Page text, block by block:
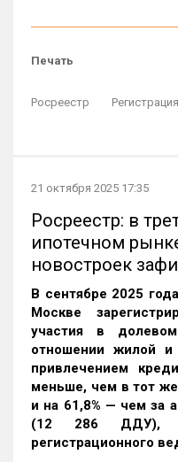
Печать
Росреестр Регистрация
21 октября 2025 17:35
Росреестр: в
ипотечном
новостроек
В сентябре 2025
Москве
участия в
отношении жилой
привлечением
меньше, чем в тот
и на 61,8% — чем за
(12 286 ДДУ),
регистрационного